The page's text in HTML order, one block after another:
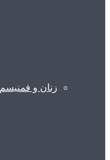
زنان و فمنیسم